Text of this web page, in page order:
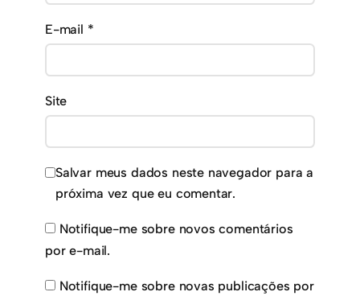
E-mail *
Site
Salvar meus dados neste navegador para a
próxima vez que eu comentar.
Notifique-me sobre novos comentários
por e-mail.
Notifique-me sobre novas publicações por